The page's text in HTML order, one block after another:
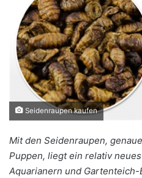
Seidenraupen kaufen
Mit den Seidenraupen,
Puppen, liegt ein relativ
Aquarianern und